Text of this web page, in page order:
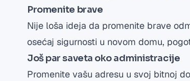
Promenite brave
Nije loša ideja da promenite brave
osećaj sigurnosti u novom domu,
Još par saveta oko administracije
Promenite vašu adresu u svoj bitnoj